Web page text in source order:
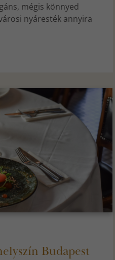
mégis könnyed
nyáresték annyira
Budapest